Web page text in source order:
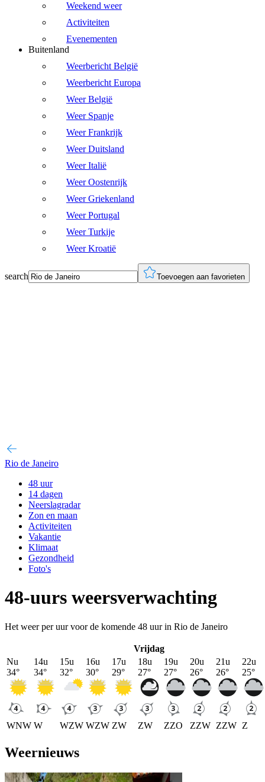
Weekend weer
Activiteiten
Evenementen
Buitenland
Weerbericht België
Weerbericht Europa
Weer België
Weer Spanje
Weer Frankrijk
Weer Duitsland
Weer Italië
Weer Oostenrijk
Weer Griekenland
Weer Portugal
Weer Turkije
Weer Kroatië
search Toevoegen aan favorieten
Rio de Janeiro
48 uur
14 dagen
Neerslagradar
Zon en maan
Activiteiten
Vakantie
Klimaat
Gezondheid
Foto's
48-uurs weersverwachting
Het weer per uur voor de komende 48 uur in Rio de Janeiro
Vrijdag
Nu
34°
WNW
14u
34°
W
15u
32°
WZW
16u
30°
WZW
17u
29°
ZW
18u
27°
ZW
19u
27°
ZZO
20u
26°
ZZW
21u
26°
ZZW
22u
25°
Z
Weernieuws